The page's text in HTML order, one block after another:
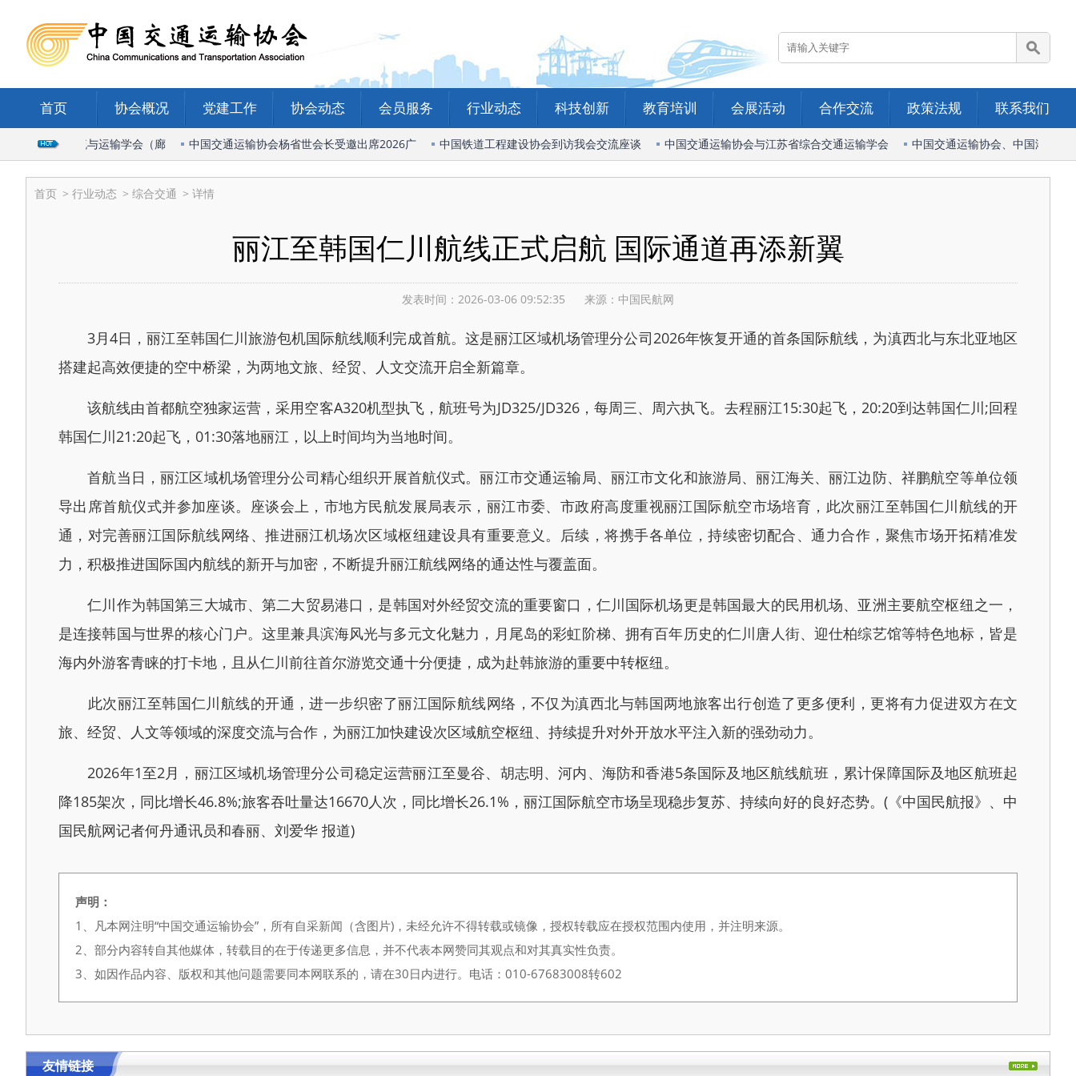
首页 协会概况 党建工作 协会动态 会员服务 行业动态 科技创新 教育培训 会展活动 合作交流 政策法规 联系我们
2026国际物流与运输学会（廊 中国交通运输协会杨省世会长受邀出席2026广 中国铁道工程建设协会到访我会交流座谈 中国交通运输协会与江苏省综合交通运输学会 中国交通运输协会、中国港口协会
首页 > 行业动态 > 综合交通 > 详情
丽江至韩国仁川航线正式启航 国际通道再添新翼
发表时间：2026-03-06 09:52:35 来源：中国民航网
3月4日，丽江至韩国仁川旅游包机国际航线顺利完成首航。这是丽江区域机场管理分公司2026年恢复开通的首条国际航线，为滇西北与东北亚地区
搭建起高效便捷的空中桥梁，为两地文旅、经贸、人文交流开启全新篇章。
该航线由首都航空独家运营，采用空客A320机型执飞，航班号为JD325/JD326，每周三、周六执飞。去程丽江15:30起飞，20:20到达韩国仁川;回程
韩国仁川21:20起飞，01:30落地丽江，以上时间均为当地时间。
首航当日，丽江区域机场管理分公司精心组织开展首航仪式。丽江市交通运输局、丽江市文化和旅游局、丽江海关、丽江边防、祥鹏航空等单位领
导出席首航仪式并参加座谈。座谈会上，市地方民航发展局表示，丽江市委、市政府高度重视丽江国际航空市场培育，此次丽江至韩国仁川航线的开
通，对完善丽江国际航线网络、推进丽江机场次区域枢纽建设具有重要意义。后续，将携手各单位，持续密切配合、通力合作，聚焦市场开拓精准发
力，积极推进国际国内航线的新开与加密，不断提升丽江航线网络的通达性与覆盖面。
仁川作为韩国第三大城市、第二大贸易港口，是韩国对外经贸交流的重要窗口，仁川国际机场更是韩国最大的民用机场、亚洲主要航空枢纽之一，
是连接韩国与世界的核心门户。这里兼具滨海风光与多元文化魅力，月尾岛的彩虹阶梯、拥有百年历史的仁川唐人街、迎仕柏综艺馆等特色地标，皆是
海内外游客青睐的打卡地，且从仁川前往首尔游览交通十分便捷，成为赴韩旅游的重要中转枢纽。
此次丽江至韩国仁川航线的开通，进一步织密了丽江国际航线网络，不仅为滇西北与韩国两地旅客出行创造了更多便利，更将有力促进双方在文
旅、经贸、人文等领域的深度交流与合作，为丽江加快建设次区域航空枢纽、持续提升对外开放水平注入新的强劲动力。
2026年1至2月，丽江区域机场管理分公司稳定运营丽江至曼谷、胡志明、河内、海防和香港5条国际及地区航线航班，累计保障国际及地区航班起
降185架次，同比增长46.8%;旅客吞吐量达16670人次，同比增长26.1%，丽江国际航空市场呈现稳步复苏、持续向好的良好态势。(《中国民航报》、中
国民航网记者何丹通讯员和春丽、刘爱华 报道)
声明：
1、凡本网注明“中国交通运输协会”，所有自采新闻（含图片)，未经允许不得转载或镜像，授权转载应在授权范围内使用，并注明来源。
2、部分内容转自其他媒体，转载目的在于传递更多信息，并不代表本网赞同其观点和对其真实性负责。
3、如因作品内容、版权和其他问题需要同本网联系的，请在30日内进行。电话：010-67683008转602
友情链接